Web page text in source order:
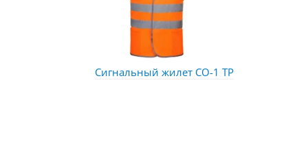
Сигнальный жилет СО-1 ТР